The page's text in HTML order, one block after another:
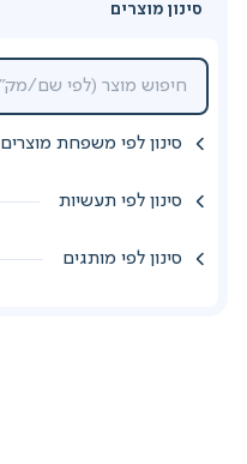
סינון מוצרים
סינון לפי משפחת מוצרים
סינון לפי תעשיות
סינון לפי מותגים